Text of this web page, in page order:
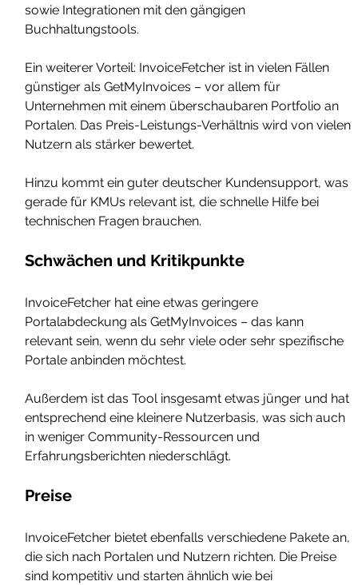
sowie Integrationen mit den gängigen
Buchhaltungstools.
Ein weiterer Vorteil: InvoiceFetcher ist in vielen Fällen
günstiger als GetMyInvoices – vor allem für
Unternehmen mit einem überschaubaren Portfolio an
Portalen. Das Preis-Leistungs-Verhältnis wird von vielen
Nutzern als stärker bewertet.
Hinzu kommt ein guter deutscher Kundensupport, was
gerade für KMUs relevant ist, die schnelle Hilfe bei
technischen Fragen brauchen.
Schwächen und Kritikpunkte
InvoiceFetcher hat eine etwas geringere
Portalabdeckung als GetMyInvoices – das kann
relevant sein, wenn du sehr viele oder sehr spezifische
Portale anbinden möchtest.
Außerdem ist das Tool insgesamt etwas jünger und hat
entsprechend eine kleinere Nutzerbasis, was sich auch
in weniger Community-Ressourcen und
Erfahrungsberichten niederschlägt.
Preise
InvoiceFetcher bietet ebenfalls verschiedene Pakete an,
die sich nach Portalen und Nutzern richten. Die Preise
sind kompetitiv und starten ähnlich wie bei